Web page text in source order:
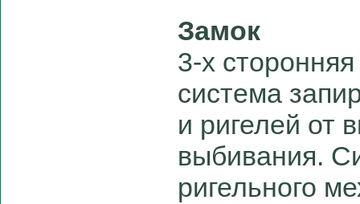
Замок
3-х
система
и ригелей от
выбивания.
ригельного